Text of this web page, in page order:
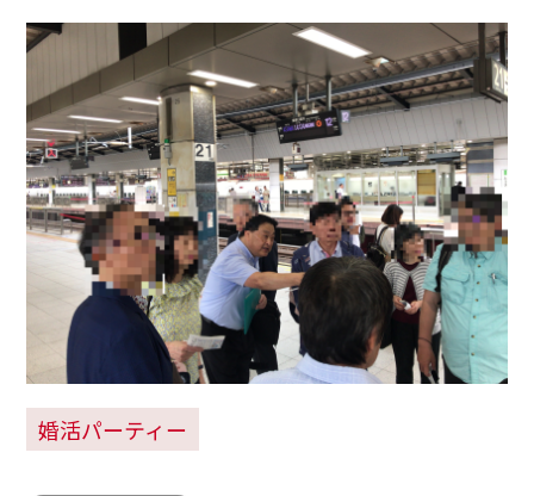
婚活パーティー